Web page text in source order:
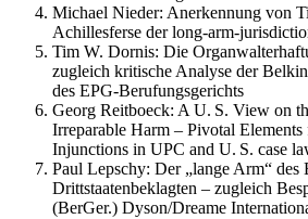
Michael Nieder: Anerkennung von
Achillesferse der long-arm-
Tim W. Dornis: Die
zugleich kritische Analyse der
des EPG-Berufungsgerichts
Georg Reitboeck: A U. S. View on
Irreparable Harm – Pivotal
Injunctions in UPC and U. S. case
Paul Lepschy: Der „lange Arm“ des
Drittstaatenbeklagten – zugleich
(BerGer.) Dyson/Dreame